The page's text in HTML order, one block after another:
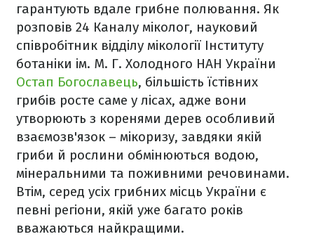
гарантують вдале грибне полювання. Як
розповів 24 Каналу міколог, науковий
співробітник відділу мікології Інституту
ботаніки ім. М. Г. Холодного НАН України
Остап Богославець, більшість їстівних
грибів росте саме у лісах, адже вони
утворюють з коренями дерев особливий
взаємозв'язок – мікоризу, завдяки якій
гриби й рослини обмінюються водою,
мінеральними та поживними речовинами.
Втім, серед усіх грибних місць України є
певні регіони, якій уже багато років
вважаються найкращими.